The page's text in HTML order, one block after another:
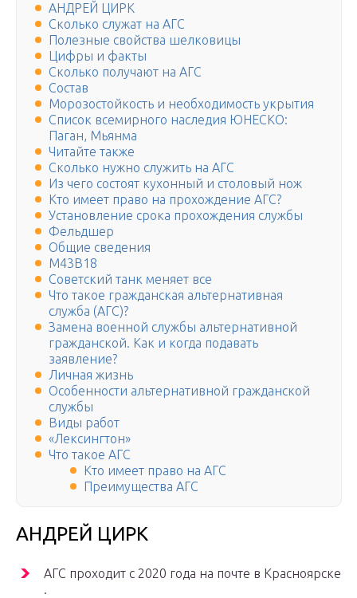
АНДРЕЙ ЦИРК
Сколько служат на АГС
Полезные свойства шелковицы
Цифры и факты
Сколько получают на АГС
Состав
Морозостойкость и необходимость укрытия
Список всемирного наследия ЮНЕСКО:
Паган, Мьянма
Читайте также
Сколько нужно служить на АГС
Из чего состоят кухонный и столовый нож
Кто имеет право на прохождение АГС?
Установление срока прохождения службы
Фельдшер
Общие сведения
M43B18
Советский танк меняет все
Что такое гражданская альтернативная
служба (АГС)?
Замена военной службы альтернативной
гражданской. Как и когда подавать
заявление?
Личная жизнь
Особенности альтернативной гражданской
службы
Виды работ
«Лексингтон»
Что такое АГС
Кто имеет право на АГС
Преимущества АГС
АНДРЕЙ ЦИРК
АГС проходит с 2020 года на почте в Красноярске​
.